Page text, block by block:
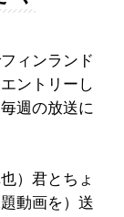
ィンランド
ントリーし
週の放送に
）君とちょ
動画を）送